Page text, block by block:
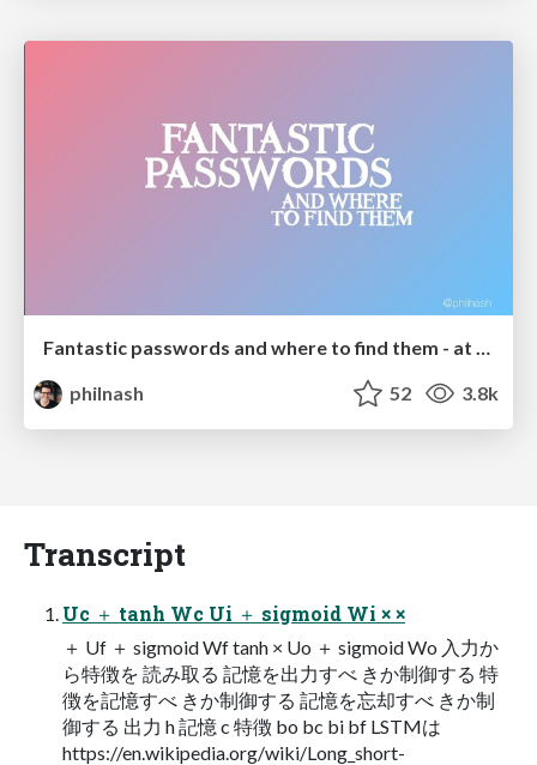
Fantastic passwords and where to find them - at NoRuKo
philnash
52 3.8k
Transcript
Uc ＋ tanh Wc Ui ＋ sigmoid Wi × ×
＋ Uf ＋ sigmoid Wf tanh × Uo ＋ sigmoid Wo 入力か
ら特徴を 読み取る 記憶を出力すべ きか制御する 特
徴を記憶すべ きか制御する 記憶を忘却すべ きか制
御する 出力 h 記憶 c 特徴 bo bc bi bf LSTMは
https://en.wikipedia.org/wiki/Long_short-